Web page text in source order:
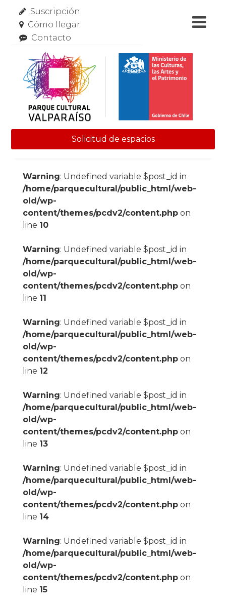
Suscripción
Cómo llegar
Contacto
Solicitud de espacios
Warning: Undefined variable $post_id in
/home/parquecultural/public_html/web-
old/wp-
content/themes/pcdv2/content.phpon
line 10
Warning: Undefined variable $post_id in
/home/parquecultural/public_html/web-
old/wp-
content/themes/pcdv2/content.phpon
line 11
Warning: Undefined variable $post_id in
/home/parquecultural/public_html/web-
old/wp-
content/themes/pcdv2/content.phpon
line 12
Warning: Undefined variable $post_id in
/home/parquecultural/public_html/web-
old/wp-
content/themes/pcdv2/content.phpon
line 13
Warning: Undefined variable $post_id in
/home/parquecultural/public_html/web-
old/wp-
content/themes/pcdv2/content.phpon
line 14
Warning: Undefined variable $post_id in
/home/parquecultural/public_html/web-
old/wp-
content/themes/pcdv2/content.phpon
line 15